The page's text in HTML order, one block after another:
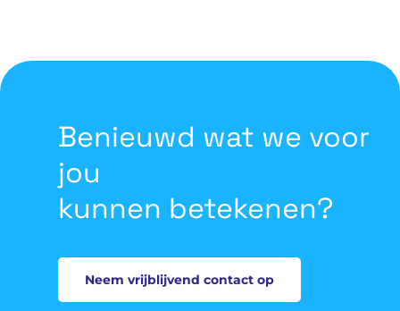
Benieuwd wat we voor
jou
kunnen betekenen?
Neem vrijblijvend contact op